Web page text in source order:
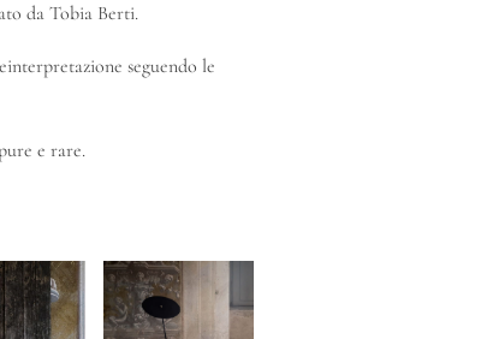
da Tobia Berti.
seguendo le
e rare.